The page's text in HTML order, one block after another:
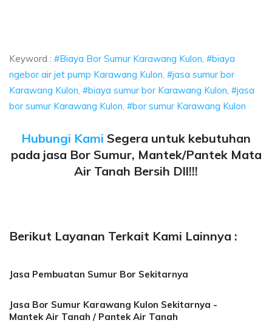
Keyword : #Biaya Bor Sumur Karawang Kulon, #biaya
ngebor air jet pump Karawang Kulon, #jasa sumur bor
Karawang Kulon, #biaya sumur bor Karawang Kulon, #jasa
bor sumur Karawang Kulon, #bor sumur Karawang Kulon
Hubungi Kami Segera untuk kebutuhan
pada jasa Bor Sumur, Mantek/Pantek Mata
Air Tanah Bersih Dll!!!
Berikut Layanan Terkait Kami Lainnya :
Jasa Pembuatan Sumur Bor Sekitarnya
Jasa Bor Sumur Karawang Kulon Sekitarnya -
Mantek Air Tanah / Pantek Air Tanah